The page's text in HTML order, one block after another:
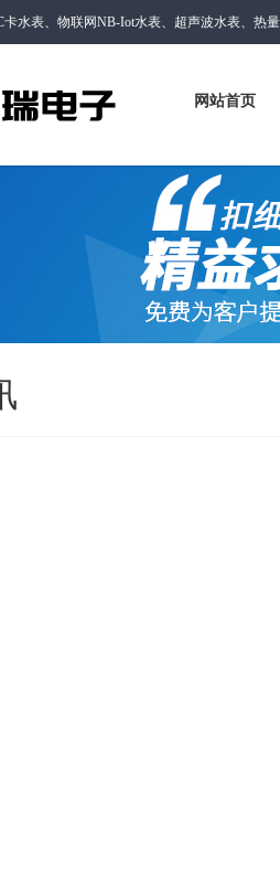
水表、物联网NB-Iot水表、超声波水表、热
网站首页